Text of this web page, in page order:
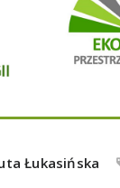
Łukasińska